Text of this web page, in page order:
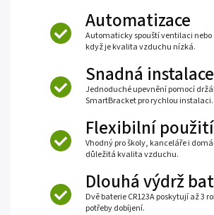
Automatizace
Automaticky spouští ventilaci
když je kvalita vzduchu nízká.
Snadná instalace
Jednoduché upevnění pomocí
SmartBracket pro rychlou instalaci.
Flexibilní použití
Vhodný pro školy, kanceláře i
důležitá kvalita vzduchu.
Dlouhá výdrž
Dvě baterie CR123A poskytují až 3
potřeby dobíjení.